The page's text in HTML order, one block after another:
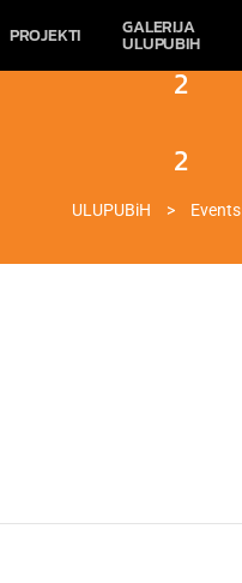
PROJEKTI GALERIJA
ULUPUBIH
2
2
ULUPUBiH > Events